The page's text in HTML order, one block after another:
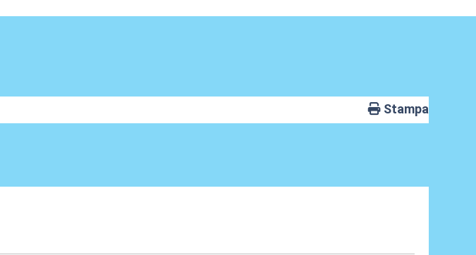
Stampa